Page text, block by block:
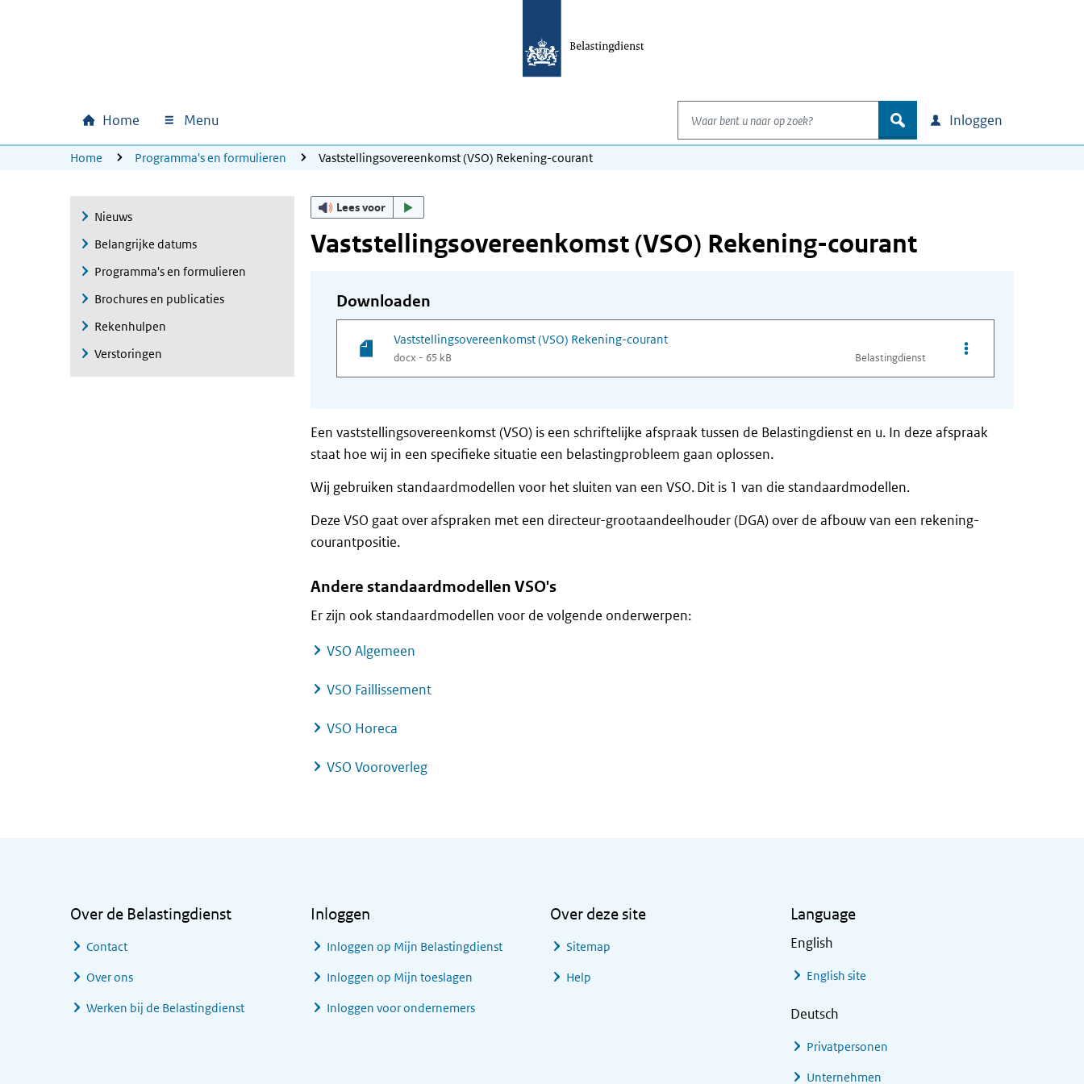
Hoofdnavigatie
Home Menu
Waar bent u naar op zoek?
zoek Inloggen
U bevindt zich hier:
Home Programma's en formulieren Vaststellingsovereenkomst (VSO) Rekening-courant
Nieuws
Belangrijke datums
Programma's en formulieren
Brochures en publicaties
Rekenhulpen
Verstoringen
Lees voor
Vaststellingsovereenkomst (VSO) Rekening-courant
Downloaden
Vaststellingsovereenkomst (VSO) Rekening-courant
docx - 65 kB Belastingdienst
Opties van bestand
Een vaststellingsovereenkomst (VSO) is een schriftelijke afspraak tussen de Belastingdienst en u. In deze afspraak
staat hoe wij in een specifieke situatie een belastingprobleem gaan oplossen.
Wij gebruiken standaardmodellen voor het sluiten van een VSO. Dit is 1 van die standaardmodellen.
Deze VSO gaat over afspraken met een directeur-grootaandeelhouder (DGA) over de afbouw van een rekening-
courantpositie.
Andere standaardmodellen VSO's
Er zijn ook standaardmodellen voor de volgende onderwerpen:
VSO Algemeen
VSO Faillissement
VSO Horeca
VSO Vooroverleg
Over de Belastingdienst
Contact
Over ons
Werken bij de Belastingdienst
Inloggen
Inloggen op Mijn Belastingdienst
Inloggen op Mijn toeslagen
Inloggen voor ondernemers
Over deze site
Sitemap
Help
Language
English
English site
Deutsch
Privatpersonen
Unternehmen